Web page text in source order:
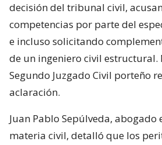
decisión del tribunal civil,
competencias por parte del
e incluso solicitando
de un ingeniero civil estructural.
Segundo Juzgado Civil porteño
aclaración.
Juan Pablo Sepúlveda, abogado
materia civil, detalló que los